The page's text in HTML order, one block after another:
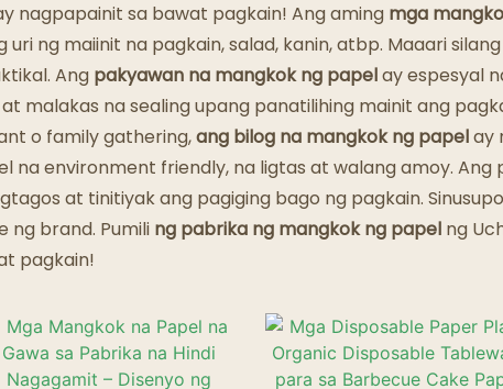
Panaderya
Mamantikang Kutsara
Mga Restoran Ng Multo
nagpapainit sa bawat pagkain! Ang aming mga
ng maiinit na pagkain, salad, kanin, atbp. Maaari
Ang pakyawan na mangkok ng papelay espesyal
malakas na sealing upang panatilihing mainit ang
o family gathering,ang bilog na mangkok ng papelay
na environment friendly, na ligtas at walang amoy.
at tinitiyak ang pagiging bago ng pagkain.
ng brand. Pumili ng pabrika ng mangkok ng papel ng
pagkain!